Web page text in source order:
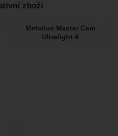
žádná recenze.
zboží
Metolius Master Cam
Ultralight 4